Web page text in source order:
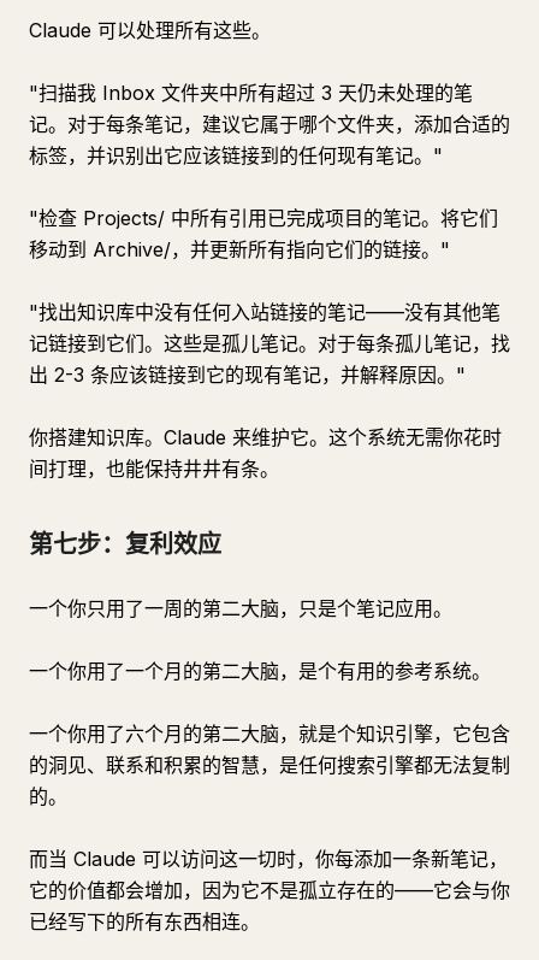
Claude 可以处理所有这些。
"扫描我 Inbox 文件夹中所有超过 3 天仍未处理的笔
记。对于每条笔记，建议它属于哪个文件夹，添加合适的
标签，并识别出它应该链接到的任何现有笔记。"
"检查 Projects/ 中所有引用已完成项目的笔记。将它们
移动到 Archive/，并更新所有指向它们的链接。"
"找出知识库中没有任何入站链接的笔记——没有其他笔
记链接到它们。这些是孤儿笔记。对于每条孤儿笔记，找
出 2-3 条应该链接到它的现有笔记，并解释原因。"
你搭建知识库。Claude 来维护它。这个系统无需你花时
间打理，也能保持井井有条。
第七步：复利效应
一个你只用了一周的第二大脑，只是个笔记应用。
一个你用了一个月的第二大脑，是个有用的参考系统。
一个你用了六个月的第二大脑，就是个知识引擎，它包含
的洞见、联系和积累的智慧，是任何搜索引擎都无法复制
的。
而当 Claude 可以访问这一切时，你每添加一条新笔记，
它的价值都会增加，因为它不是孤立存在的——它会与你
已经写下的所有东西相连。